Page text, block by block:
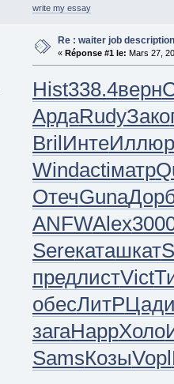
write my essay
Re : waiter job
« Réponse #1 le: Mars 27,
Hist338.4верн
АрдаRudyЗако
BrilИнтеИллю
Windactiматр
ОтечGuna
ANFWAlex
Sereкаташкат
предлистVict
обесЛитР
загаHappХоло
SamsКозыVopl